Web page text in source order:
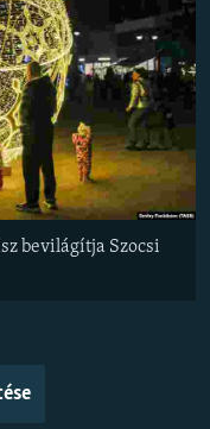
bevilágítja Szocsi